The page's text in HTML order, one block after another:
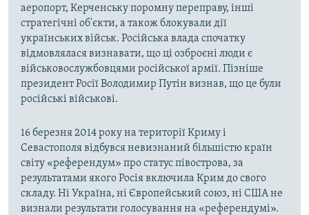
аеропорт, Керченську поромну переправу, інші
стратегічні об'єкти, а також блокували дії
українських військ. Російська влада спочатку
відмовлялася визнавати, що ці озброєні люди є
військовослужбовцями російської армії. Пізніше
президент Росії Володимир Путін визнав, що це були
російські військові.
16 березня 2014 року на території Криму і
Севастополя відбувся невизнаний більшістю країн
світу «референдум» про статус півострова, за
результатами якого Росія включила Крим до свого
складу. Ні Україна, ні Європейський союз, ні США не
визнали результати голосування на «референдумі».